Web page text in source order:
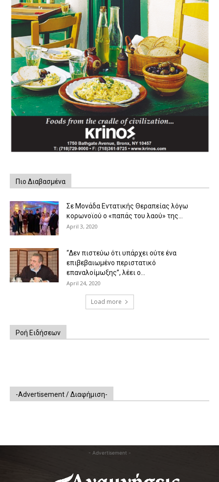
Πιο Διαβασμένα
Σε Μονάδα Εντατικής Θεραπείας λόγω
κορωνοϊού ο «παπάς του λαού» της...
April 3, 2020
“Δεν πιστεύω ότι υπάρχει ούτε ένα
επιβεβαιωμένο περιστατικό
επαναλοίμωξης”, λέει ο...
April 24, 2020
Load more
Ροή Ειδήσεων
-Advertisement / Διαφήμιση-
- Advertisement -